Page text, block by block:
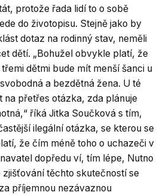
protože řada lidí to o sobě
do životopisu. Stejně jako by
dotaz na rodinný stav, neměli
dětí. „Bohužel obvykle platí, že
dětmi bude mít menší šanci u
a bezdětná žena. U té
na přetřes otázka, zda plánuje
říká Jitka Součková s tím,
ilegální otázka, se kterou se
že čím méně toho o uchazeči v
dopředu ví, tím lépe, Nutno
zjišťování těchto skutečností se
příjemnou nezávaznou